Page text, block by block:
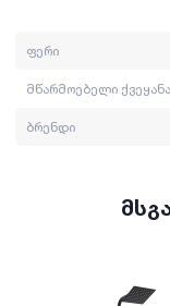
ფერი
მწარმოებელი ქვეყანა
ბრენდი